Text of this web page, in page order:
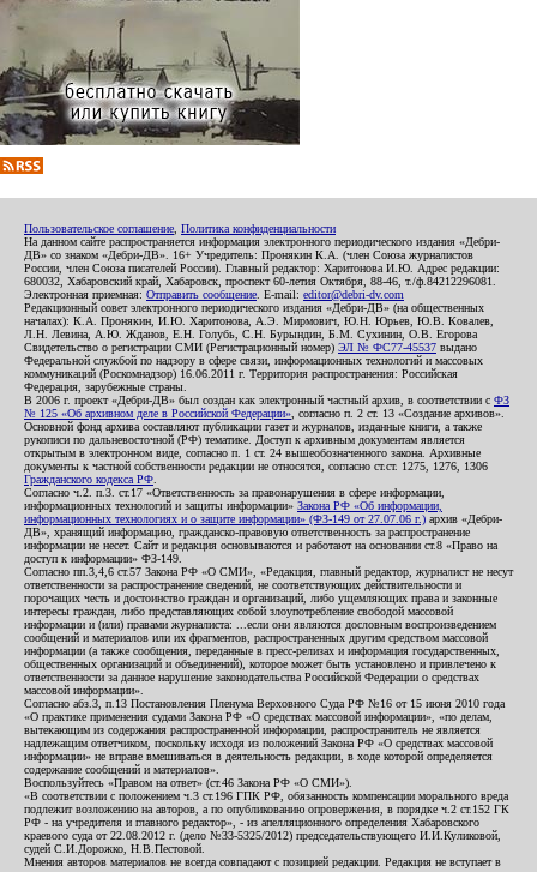
Пользовательское соглашение Политика конфиденциальности
На данном сайте распространяется информация электронного периодического издания «Дебри-
ДВ» со знаком «Дебри-ДВ». 16+ Учредитель: Пронякин К.А. (член Союза журналистов
России, член Союза писателей России). Главный редактор: Харитонова И.Ю. Адрес редакции:
680032, Хабаровский край, Хабаровск, проспект 60-летия Октября, 88-46, т./ф.84212296081.
Электронная приемная: Отправить сообщение . E-mail: editor@debri-dv.com
Редакционный совет электронного периодического издания «Дебри-ДВ» (на общественных
началах): К.А. Пронякин, И.Ю. Харитонова, А.Э. Мирмович, Ю.Н. Юрьев, Ю.В. Ковалев,
Л.Н. Левина, А.Ю. Жданов, Е.Н. Голубь, С.Н. Бурындин, Б.М. Сухинин, О.В. Егорова
Свидетельство о регистрации СМИ (Регистрационный номер) ЭЛ № ФС77-45537 выдано
Федеральной службой по надзору в сфере связи, информационных технологий и массовых
коммуникаций (Роскомнадзор) 16.06.2011 г. Территория распространения: Российская
Федерация, зарубежные страны.
В 2006 г. проект «Дебри-ДВ» был создан как электронный частный архив, в соответствии с ФЗ
№ 125 «Об архивном деле в Российской Федерации» , согласно п. 2 ст. 13 «Создание архивов».
Основной фонд архива составляют публикации газет и журналов, изданные книги, а также
рукописи по дальневосточной (РФ) тематике. Доступ к архивным документам является
открытым в электронном виде, согласно п. 1 ст. 24 вышеобозначенного закона. Архивные
документы к частной собственности редакции не относятся, согласно ст.ст. 1275, 1276, 1306
Гражданского кодекса РФ
Согласно ч.2. п.3. ст.17 «Ответственность за правонарушения в сфере информации,
информационных технологий и защиты информации» Закона РФ «Об информации,
информационных технологиях и о защите информации» (ФЗ-149 от 27.07.06 г.) архив «Дебри-
ДВ», хранящий информацию, гражданско-правовую ответственность за распространение
информации не несет. Сайт и редакция основываются и работают на основании ст.8 «Право на
доступ к информации» ФЗ-149.
Согласно пп.3,4,6 ст.57 Закона РФ «О СМИ», «Редакция, главный редактор, журналист не несут
ответственности за распространение сведений, не соответствующих действительности и
порочащих честь и достоинство граждан и организаций, либо ущемляющих права и законные
интересы граждан, либо представляющих собой злоупотребление свободой массовой
информации и (или) правами журналиста: ...если они являются дословным воспроизведением
сообщений и материалов или их фрагментов, распространенных другим средством массовой
информации (а также сообщения, переданные в пресс-релизах и информация государственных,
общественных организаций и объединений), которое может быть установлено и привлечено к
ответственности за данное нарушение законодательства Российской Федерации о средствах
массовой информации».
Согласно абз.3, п.13 Постановления Пленума Верховного Суда РФ №16 от 15 июня 2010 года
«О практике применения судами Закона РФ «О средствах массовой информации», «по делам,
вытекающим из содержания распространенной информации, распространитель не является
надлежащим ответчиком, поскольку исходя из положений Закона РФ «О средствах массовой
информации» не вправе вмешиваться в деятельность редакции, в ходе которой определяется
содержание сообщений и материалов».
Воспользуйтесь «Правом на ответ» (ст.46 Закона РФ «О СМИ»).
«В соответствии с положением ч.3 ст.196 ГПК РФ, обязанность компенсации морального вреда
подлежит возложению на авторов, а по опубликованию опровержения, в порядке ч.2 ст.152 ГК
РФ - на учредителя и главного редактор», - из апелляционного определения Хабаровского
краевого суда от 22.08.2012 г. (дело №33-5325/2012) председательствующего И.И.Куликовой,
судей С.И.Дорожко, Н.В.Пестовой.
Мнения авторов материалов не всегда совпадают с позицией редакции. Редакция не вступает в